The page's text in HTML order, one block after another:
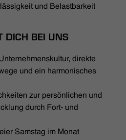
und Belastbarkeit
DICH BEI UNS
direkte
und ein harmonisches
zur persönlichen und
durch Fort- und
Samstag im Monat